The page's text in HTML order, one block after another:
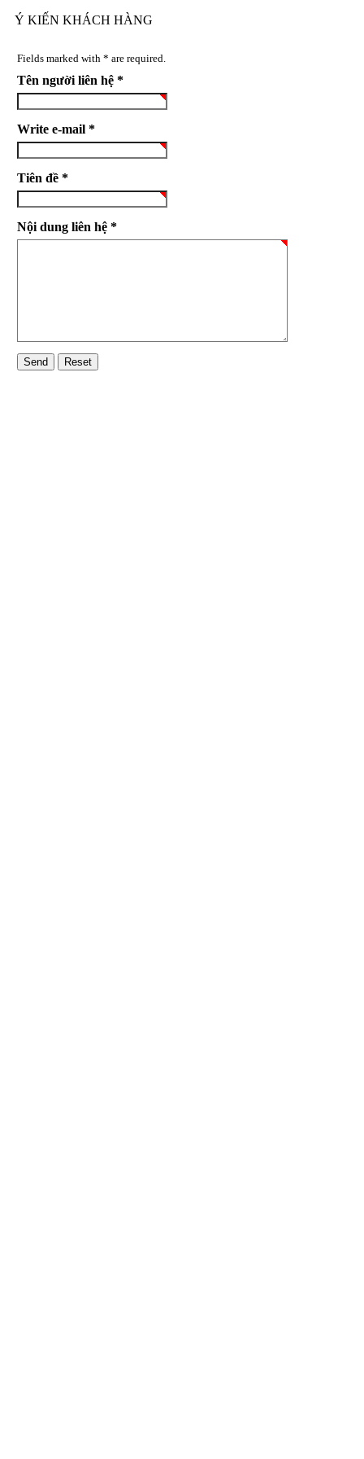
Ý KIẾN KHÁCH HÀNG
Fields marked with * are required.
Tên người liên hệ *
Write e-mail *
Tiên đề *
Nội dung liên hệ *
Send Reset